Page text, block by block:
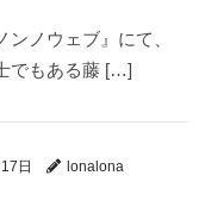
ノウェブ』にて、
でもある藤 […]
日 lonalona